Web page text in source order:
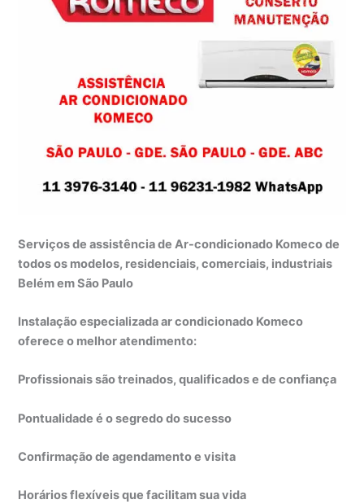
Serviços de assistência de Ar-condicionado Komeco de
todos os modelos, residenciais, comerciais, industriais
Belém em São Paulo
Instalação especializada ar condicionado Komeco
oferece o melhor atendimento:
Profissionais são treinados, qualificados e de confiança
Pontualidade é o segredo do sucesso
Confirmação de agendamento e visita
Horários flexíveis que facilitam sua vida